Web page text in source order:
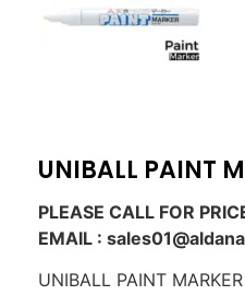
UNIBALL PAINT
PLEASE CALL FOR
EMAIL :
UNIBALL PAINT